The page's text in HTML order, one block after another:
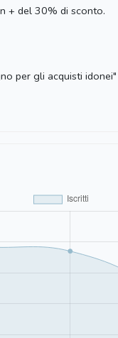
+ del 30% di sconto.
per gli acquisti idonei"